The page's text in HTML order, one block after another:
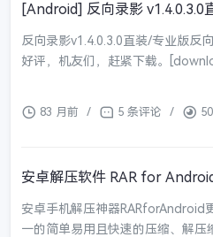
[Android] 反向录影 v1.4.0.3.0
反向录影v1.4.0.3.0直装/专业版反
好评，机友们，赶紧下载。
83 月前 / 5 条评论 /
安卓解压软件 RAR for
安卓手机解压神器RARforAndroid
一的简单易用且快速的压缩、解压